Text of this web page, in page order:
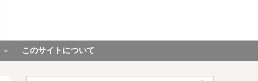
このサイトについて